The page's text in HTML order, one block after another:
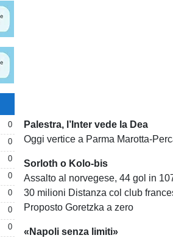
0
0
0
0
0
0
0
Palestra, l’Inter vede la Dea
Oggi vertice a Parma Marotta-
Sorloth o Kolo-bis
Assalto al norvegese, 44 gol in
30 milioni Distanza col club
Proposto Goretzka a zero
«Napoli senza limiti»